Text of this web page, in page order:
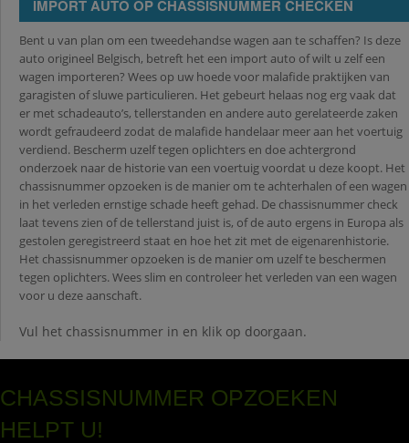
IMPORT AUTO OP CHASSISNUMMER CHECKEN
Bent u van plan om een tweedehandse wagen aan te schaffen? Is deze
auto origineel Belgisch, betreft het een import auto of wilt u zelf een
wagen importeren? Wees op uw hoede voor malafide praktijken van
garagisten of sluwe particulieren. Het gebeurt helaas nog erg vaak dat
er met schadeauto’s, tellerstanden en andere auto gerelateerde zaken
wordt gefraudeerd zodat de malafide handelaar meer aan het voertuig
verdiend. Bescherm uzelf tegen oplichters en doe achtergrond
onderzoek naar de historie van een voertuig voordat u deze koopt. Het
chassisnummer opzoeken is de manier om te achterhalen of een wagen
in het verleden ernstige schade heeft gehad. De chassisnummer check
laat tevens zien of de tellerstand juist is, of de auto ergens in Europa als
gestolen geregistreerd staat en hoe het zit met de eigenarenhistorie.
Het chassisnummer opzoeken is de manier om uzelf te beschermen
tegen oplichters. Wees slim en controleer het verleden van een wagen
voor u deze aanschaft.
Vul het chassisnummer in en klik op doorgaan.
CHASSISNUMMER OPZOEKEN
HELPT U!